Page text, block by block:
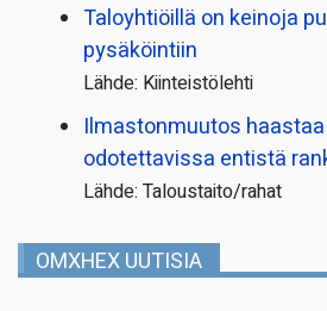
Taloyhtiöillä on keinoja
pysäköintiin
Lähde: Kiinteistölehti
Ilmastonmuutos
odotettavissa entistä
Lähde: Taloustaito/rahat
OMXHEX UUTISIA